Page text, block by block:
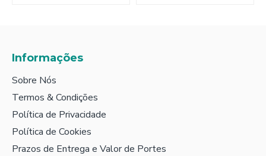
Informações
Sobre Nós
Termos & Condições
Política de Privacidade
Política de Cookies
Prazos de Entrega e Valor de Portes